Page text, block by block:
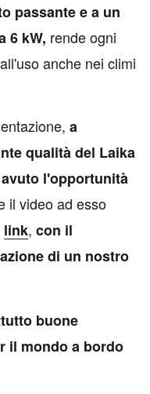
passante e a un
6 kW, rende ogni
anche nei climi
a
qualità del Laika
l'opportunità
il video ad esso
link, con il
di un nostro
buone
il mondo a bordo